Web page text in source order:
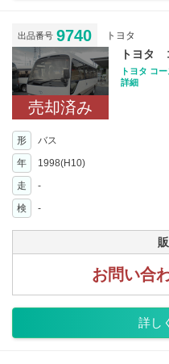
出品番号 9740 トヨタ
売却済み
トヨタ
トヨタ コ
詳細
形 バス
年
1998(H10)
走 -
検
-
お問い合
詳し